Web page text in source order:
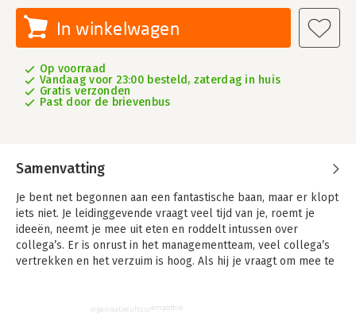
In winkelwagen
Op voorraad
Vandaag voor 23:00 besteld, zaterdag in huis
Gratis verzonden
Past door de brievenbus
Samenvatting
Je bent net begonnen aan een fantastische baan, maar er klopt
iets niet. Je leidinggevende vraagt veel tijd van je, roemt je
ideeën, neemt je mee uit eten en roddelt intussen over
collega’s. Er is onrust in het managementteam, veel collega’s
vertrekken en het verzuim is hoog. Als hij je vraagt om mee te
zelfrespect te verliezen, of ga je de strijd aan met een
organisatiecultuurempathie